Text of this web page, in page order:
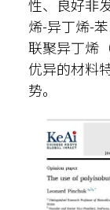
性、良好非
烯-异丁烯-
联聚异丁烯
优异的材料
势。